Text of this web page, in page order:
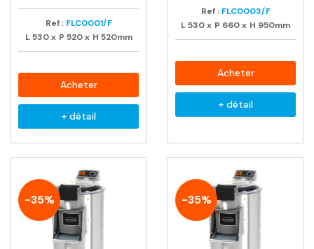
Ref : FLC0001/F
L 530 x P 520 x H 520mm
Acheter
+ détail
Ref : FLC0003/F
L530x P 660x H 950mm
Acheter
+ détail
-35% -35%